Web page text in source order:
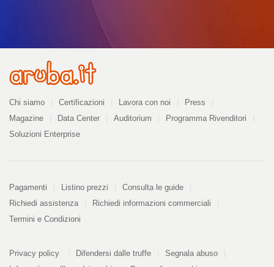
Azienda
Chi siamo Certificazioni Lavora con noi
Press
Magazine
Data Center Auditorium
Programma Rivenditori
Soluzioni Enterprise
Pagamenti
Pagamenti Listino prezzi
Consulta le guide
Richiedi assistenza
Richiedi informazioni commerciali
Termini e Condizioni
Informazioni
Privacy policy
PDFDifendersi dalle truffe
Segnala abuso